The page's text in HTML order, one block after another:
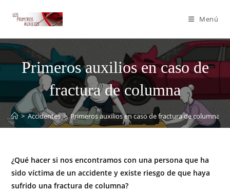
Menú
Primeros auxilios en caso de
fractura de columna
> Accidentes > Primeros auxilios en caso de fractura de columna
¿Qué hacer si nos encontramos con una persona que ha
sido víctima de un accidente y existe riesgo de que haya
sufrido una fractura de columna?